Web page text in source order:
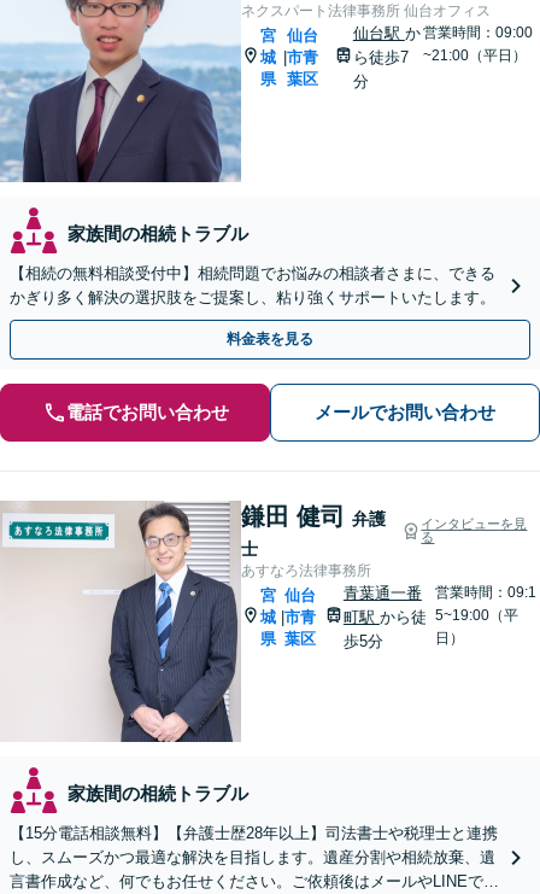
ネクスパート法律事務所 仙台オフィス
宮
城
県
|
仙台
市青
葉区
仙台駅 か
ら徒歩7
分
営業時間：09:00
~21:00（平日）
家族間の相続トラブル
【相続の無料相談受付中】相続問題でお悩みの相談者さまに、できる
かぎり多く解決の選択肢をご提案し、粘り強くサポートいたします。
料金表を見る
電話でお問い合わせ メールでお問い合わせ
鎌田 健司
弁護
士
インタビューを見
る
あすなろ法律事務所
宮
城
県
仙台
市青
葉区
青葉通一番
町駅 から徒
歩5分
営業時間：09:1
5~19:00（平
日）
家族間の相続トラブル
【15分電話相談無料】【弁護士歴28年以上】司法書士や税理士と連携
し、スムーズかつ最適な解決を目指します。遺産分割や相続放棄、遺
言書作成など、何でもお任せください。ご依頼後はメールやLINEでの